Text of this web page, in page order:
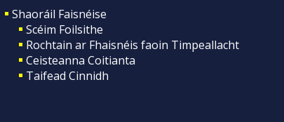
Shaoráil Faisnéise
Scéim Foilsithe
Rochtain ar Fhaisnéis faoin Timpeallacht
Ceisteanna Coitianta
Taifead Cinnidh